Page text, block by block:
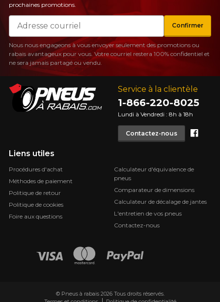
Service à la clientèle
1-866-220-8025
Lundi à Vendredi : 8h à 18h
Contactez-nous
Liens utiles
Procédures d'achat
Méthodes de paiement
Politique de retour
Politique de cookies
Foire aux questions
Calculateur d'équivalence de
pneus
Comparateur de dimensions
Calculateur de décalage de jantes
L'entretien de vos pneus
Contactez-nous
prochaines promotions.
Courriel
Confirmer
Nous nous engageons à vous envoyer seulement des promotions ou
rabais avantageux pour vous. Votre courriel restera 100% confidentiel et
ne sera jamais partagé ou vendu.
© Pneus à rabais 2026 Tous droits réservés.